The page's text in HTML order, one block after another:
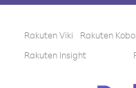
Rakuten Viki Rakuten Kobo
Rakuten Insight